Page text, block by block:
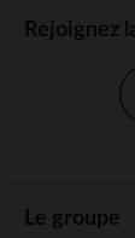
Rejoignez
Le groupe